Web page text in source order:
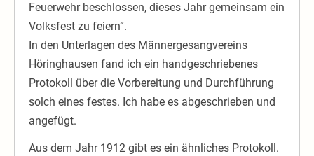
Feuerwehr beschlossen, dieses Jahr gemeinsam ein
Volksfest zu feiern“.
In den Unterlagen des Männergesangvereins
Höringhausen fand ich ein handgeschriebenes
Protokoll über die Vorbereitung und Durchführung
solch eines festes. Ich habe es abgeschrieben und
angefügt.
Aus dem Jahr 1912 gibt es ein ähnliches Protokoll.